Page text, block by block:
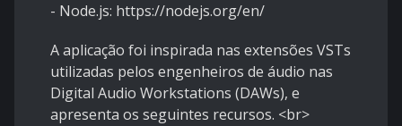
- Node.js: https://nodejs.org/en/
A aplicação foi inspirada nas extensões VSTs
utilizadas pelos engenheiros de áudio nas
Digital Audio Workstations (DAWs), e
apresenta os seguintes recursos. <br>